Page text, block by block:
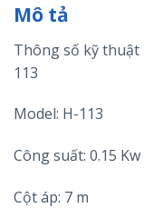
Mô tả
Thông số kỹ thuật
113
Model: H-113
Công suất: 0.15 Kw
Cột áp: 7 m